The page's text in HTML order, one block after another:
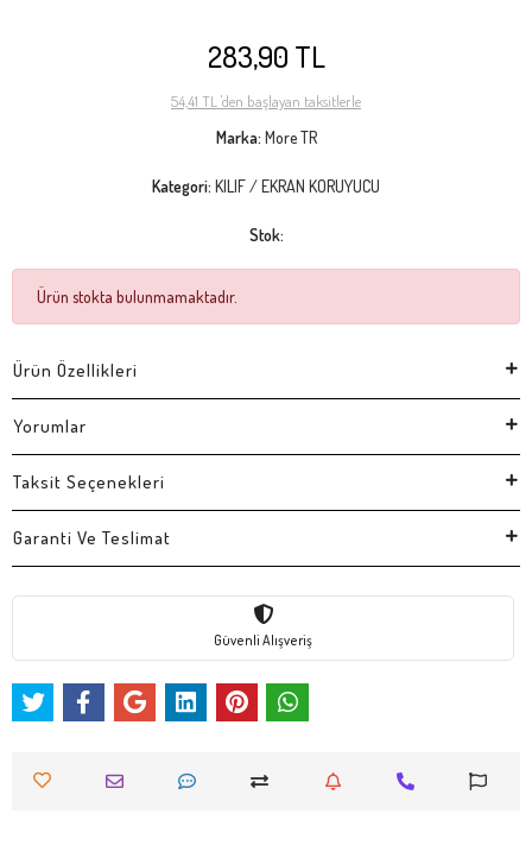
283,90 TL
54,41 TL 'den başlayan taksitlerle
Marka: More TR
Kategori: KILIF / EKRAN KORUYUCU
Stok:
Ürün stokta bulunmamaktadır.
Ürün Özellikleri
Yorumlar
Taksit Seçenekleri
Garanti Ve Teslimat
Güvenli Alışveriş